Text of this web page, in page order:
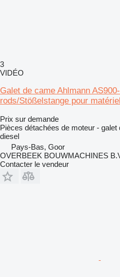
3
VIDÉO
Galet de came Ahlmann
rods/Stößelstange pour
Prix sur demande
Pièces détachées de moteur - galet
diesel
Pays-Bas, Goor
OVERBEEK BOUWMACHINES
Contacter le vendeur